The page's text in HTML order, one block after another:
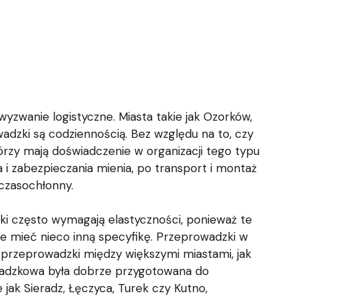
logistyczne. Miasta takie jak Ozorków,
są codziennością. Bez względu na to, czy
mają doświadczenie w organizacji tego typu
i zabezpieczania mienia, po transport i montaż
często wymagają elastyczności, ponieważ te
mieć nieco inną specyfikę. Przeprowadzki w
między większymi miastami, jak
była dobrze przygotowana do
Sieradz, Łęczyca, Turek czy Kutno,